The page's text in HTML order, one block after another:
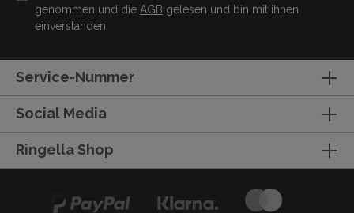
genommen und die AGB gelesen und bin mit ihnen
einverstanden.
Service-Nummer
Social Media
Ringella Shop